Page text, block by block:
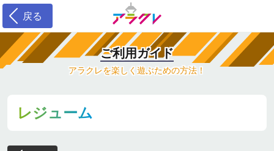
戻る
ご利用ガイド
アラクレを楽しく遊ぶための方法！
レジューム